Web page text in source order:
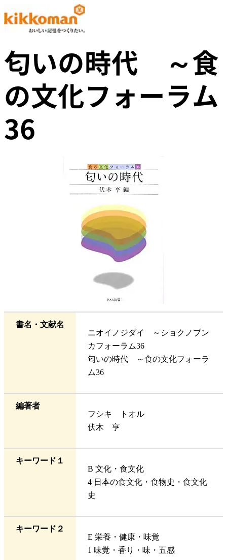
匂いの時代 ～食
の文化フォーラム
36
書名・文献名
ニオイノジダイ ～ショクノブン
カフォーラム36
匂いの時代 ～食の文化フォーラ
ム36
編著者
フシキ トオル
伏木 亨
キーワード１
B 文化・食文化
4 日本の食文化・食物史・食文化
史
キーワード２
E 栄養・健康・味覚
1 味覚・香り・味・五感